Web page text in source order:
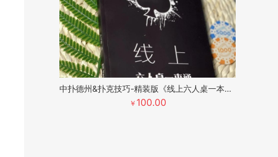
中扑德州&扑克技巧-精装版《线上六人桌一本通》
￥ 100.00